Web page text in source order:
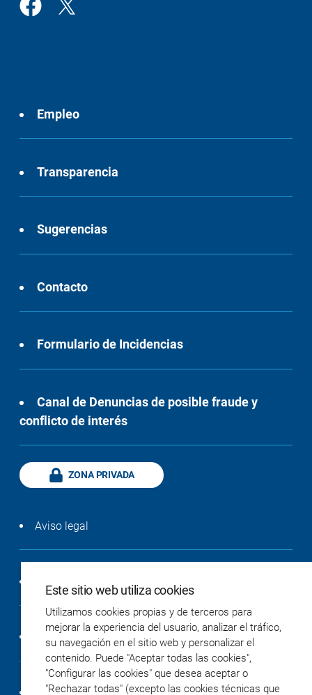
Empleo
Transparencia
Sugerencias
Contacto
Formulario de Incidencias
Canal de Denuncias de posible fraude y
conflicto de interés
ZONA PRIVADA
Aviso legal
Política de cookies
Este sitio web utiliza cookies
Utilizamos cookies propias y de terceros para
mejorar la experiencia del usuario, analizar el tráfico,
su navegación en el sitio web y personalizar el
contenido. Puede "Aceptar todas las cookies",
"Configurar las cookies" que desea aceptar o
"Rechazar todas" (excepto las cookies técnicas que